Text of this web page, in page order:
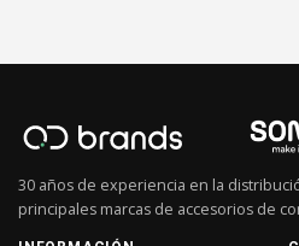
30 años de experiencia en la
principales marcas de accesorios de